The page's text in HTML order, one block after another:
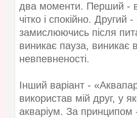
два моменти. Перший -
чітко і спокійно. Другий
замислюючись після
виникає пауза, виникає
невпевненості.
Інший варіант -
використав мій друг, у
акваріум. За принципом